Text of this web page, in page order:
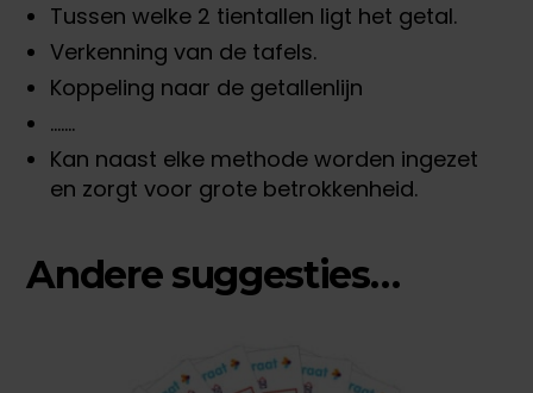
Tussen welke 2 tientallen ligt het getal.
Verkenning van de tafels.
Koppeling naar de getallenlijn
…….
Kan naast elke methode worden ingezet
en zorgt voor grote betrokkenheid.
Andere suggesties…